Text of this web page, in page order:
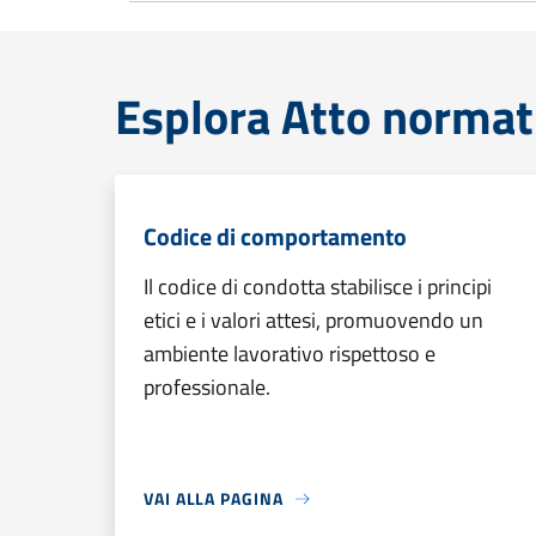
Esplora Atto
Codice di comportamento
Il codice di condotta stabilisce i principi
etici e i valori attesi, promuovendo un
ambiente lavorativo rispettoso e
professionale.
VAI ALLA PAGINA